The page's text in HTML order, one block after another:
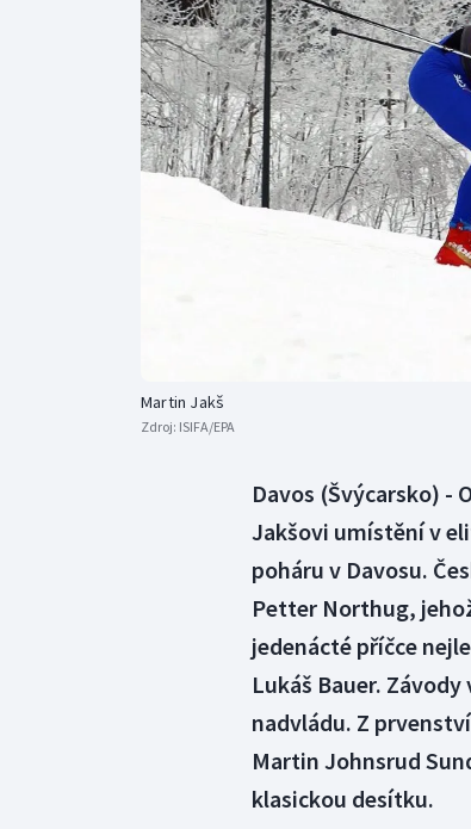
Curling
Dostihy
Florbal
Futsal
Golf
Martin Jakš
Zdroj: ISIFA/EPA
Davos (Švýcarsko) -
Jakšovi umístění v
poháru v Davosu.
Petter Northug,
jedenácté příčce
Lukáš Bauer.
nadvládu. Z
Martin Johnsrud
klasickou desítku.